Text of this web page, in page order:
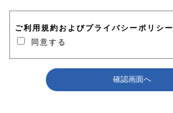
ご利用規約 およびプライバシーポリシー
同意する